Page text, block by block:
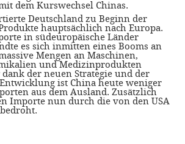
dem Kurswechsel Chinas.
Deutschland zu Beginn der
hauptsächlich nach Europa.
in südeuropäische Länder
es sich inmitten eines Booms an
Mengen an Maschinen,
und Medizinprodukten
der neuen Strategie und der
ist China heute weniger
aus dem Ausland. Zusätzlich
Importe nun durch die von den USA